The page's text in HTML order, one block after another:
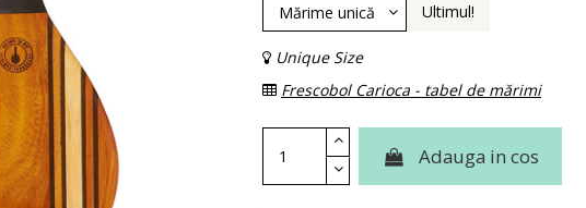
Ultimul!
Unique Size
Frescobol Carioca - tabel de mărimi
Adauga in cos